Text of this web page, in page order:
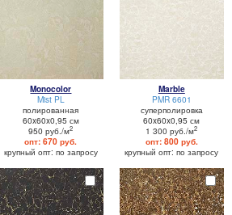
Monocolor
Mist PL
полированная
60x60x0,95 см
950 руб./м2
опт: 670 руб.
крупный опт: по запросу
Marble
PMR 6601
суперполировка
60x60x0,95 см
1 300 руб./м2
опт: 800 руб.
крупный опт: по запросу